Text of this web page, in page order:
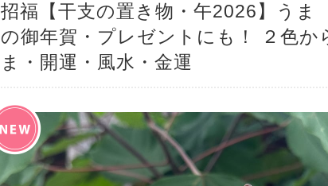
招福【干支の置き物・午2026】う
の御年賀・プレゼントにも！ ２色
ま・開運・風水・金運